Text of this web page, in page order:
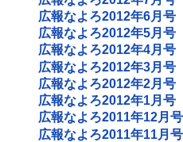
広報なよろ2012年6月号
広報なよろ2012年5月号
広報なよろ2012年4月号
広報なよろ2012年3月号
広報なよろ2012年2月号
広報なよろ2012年1月号
広報なよろ2011年12月号
広報なよろ2011年11月号